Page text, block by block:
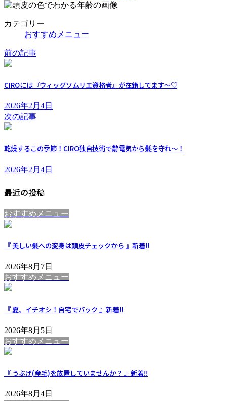
カテゴリー
おすすめメニュー
前の記事
CIROには『ウィッグソムリエ資格者』が在籍してます～♡
2026年2月4日
次の記事
乾燥するこの季節！CIRO独自技術で静電気から髪を守れ～！
2026年2月4日
最近の投稿
おすすめメニュー
『 美しい髪への変身は頭皮チェックから 』 新着!!
2026年8月7日
おすすめメニュー
『 夏、イチオシ！自宅でパック 』 新着!!
2026年8月5日
おすすめメニュー
『 うぶげ(産毛)を放置していませんか？ 』 新着!!
2026年8月4日